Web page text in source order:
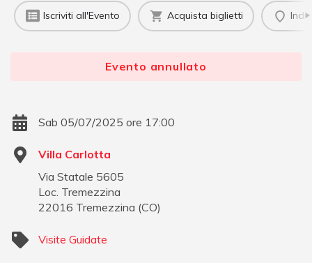
Iscriviti all'Evento Acquista biglietti
Evento annullato
Sab 05/07/2025 ore 17:00
Villa Carlotta
Via Statale 5605
Loc. Tremezzina
22016 Tremezzina (CO)
Visite Guidate